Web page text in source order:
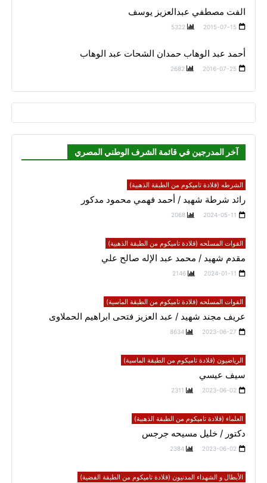
الفت مصطفي عبدالعزيز يوسف
2015-07-15
5322
أحمد عبد الوهاب حمدان الشحات عبد الوهاب
2016-07-25
2682
آخر المدرجين في قائمة الشرف الوطني المصري
الشرطه (قلادة تاميكوم من الطبقة الذهبية)
رائد شرطة شهيد / أحمد فهمي محمود مدكور
2024-05-11
2068
القوات المسلحه (قلادة تاميكوم من الطبقة الذهبية)
مقدم شهيد / محمد عبد الإله صالح علي
2024-01-11
2146
القوات المسلحه (قلادة تاميكوم من الطبقة الماسية)
عريف مجند شهيد / عبد العزيز فتحى ابراهيم الحملاوى
2023-06-27
8634
الرياضيون (قلادة تاميكوم من الطبقة الماسية)
سيف عيسي
2023-06-02
2311
العلماء (قلادة تاميكوم من الطبقة الذهبية)
دكتور / خليل مسيحه جرجس
2023-06-02
2384
الأبطال و الشهداء المدنيون (قلادة تاميكوم من الطبقة الفضية)